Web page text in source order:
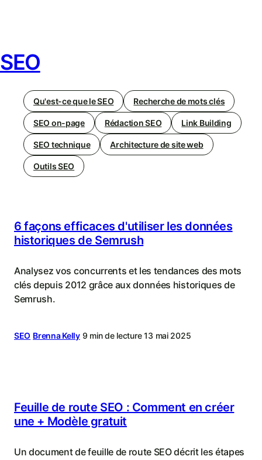
SEO
Qu'est-ce que le SEO Recherche de mots clés
SEO on-page Rédaction SEO Link Building
SEO technique Architecture de site web
Outils SEO
6 façons efficaces d'utiliser les données
historiques de Semrush
Analysez vos concurrents et les tendances des mots
clés depuis 2012 grâce aux données historiques de
Semrush.
SEO Brenna Kelly 9 min de lecture 13 mai 2025
Feuille de route SEO : Comment en créer
une + Modèle gratuit
Un document de feuille de route SEO décrit les étapes